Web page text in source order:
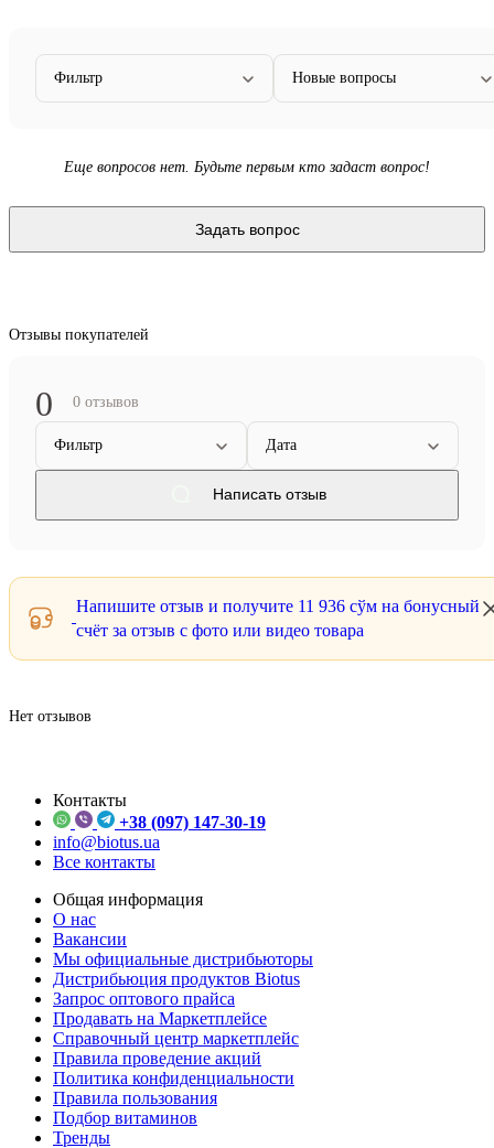
Фильтр Новые вопросы
Еще вопросов нет. Будьте первым кто задаст вопрос!
Задать вопрос
Отзывы покупателей
0 0 отзывов
Фильтр Дата
Написать отзыв
Напишите отзыв и получите 11 936 сўм на бонусный
счёт за отзыв с фото или видео товара
Нет отзывов
Контакты
+38 (097) 147-30-19
info@biotus.ua
Все контакты
Общая информация
О нас
Вакансии
Мы официальные дистрибьюторы
Дистрибьюция продуктов Biotus
Запрос оптового прайса
Продавать на Маркетплейсе
Справочный центр маркетплейс
Правила проведение акций
Политика конфиденциальности
Правила пользования
Подбор витаминов
Тренды